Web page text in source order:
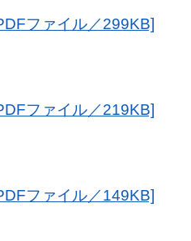
ファイル／299KB]
ファイル／219KB]
ファイル／149KB]